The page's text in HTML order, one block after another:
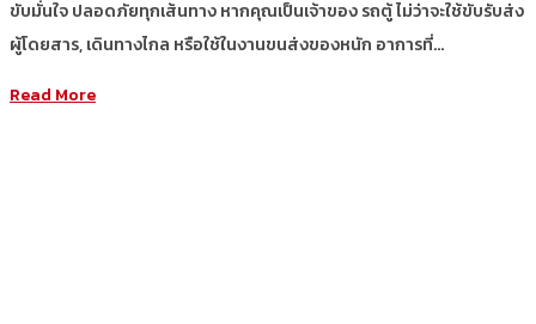
ขับมั่นใจ ปลอดภัยทุกเส้นทาง หากคุณเป็นเจ้าของ รถตู้ ไม่ว่าจะใช้ขับรับส่ง
ผู้โดยสาร, เดินทางไกล หรือใช้ในงานขนส่งของหนัก อาการที่…
Read More